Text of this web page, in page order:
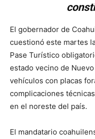
El gobernador de
cuestionó este martes
Pase Turístico
estado vecino de
vehículos con placas
complicaciones
en el noreste del país.
El mandatario